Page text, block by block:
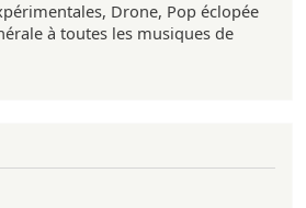
Drone, Pop éclopée
à toutes les musiques de